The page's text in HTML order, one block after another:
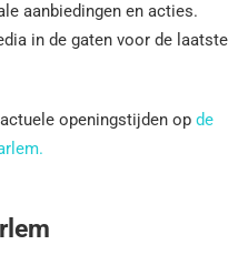
aanbiedingen en acties.
in de gaten voor de laatste
openingstijden opde